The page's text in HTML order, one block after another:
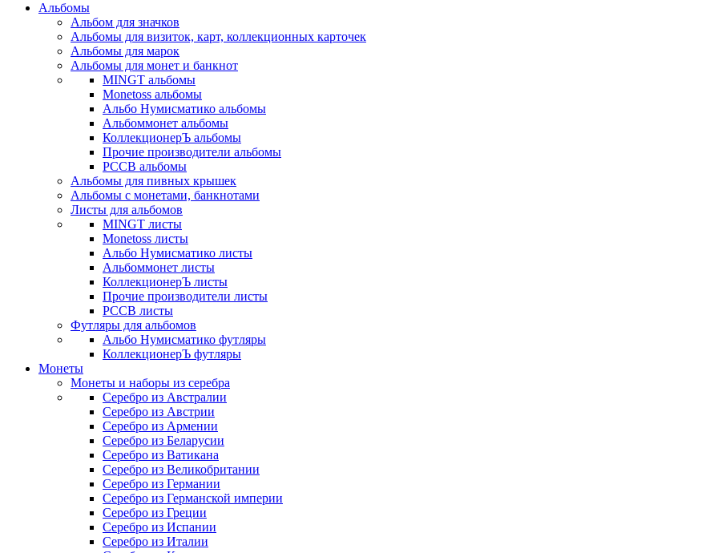
Альбомы
Альбом для значков
Альбомы для визиток, карт, коллекционных карточек
Альбомы для марок
Альбомы для монет и банкнот
MINGT альбомы
Monetoss альбомы
Альбо Нумисматико альбомы
Альбоммонет альбомы
КоллекционерЪ альбомы
Прочие производители альбомы
РССВ альбомы
Альбомы для пивных крышек
Альбомы с монетами, банкнотами
Листы для альбомов
MINGT листы
Monetoss листы
Альбо Нумисматико листы
Альбоммонет листы
КоллекционерЪ листы
Прочие производители листы
РССВ листы
Футляры для альбомов
Альбо Нумисматико футляры
КоллекционерЪ футляры
Монеты
Монеты и наборы из серебра
Серебро из Австралии
Серебро из Австрии
Серебро из Армении
Серебро из Беларусии
Серебро из Ватикана
Серебро из Великобритании
Серебро из Германии
Серебро из Германской империи
Серебро из Греции
Серебро из Испании
Серебро из Италии